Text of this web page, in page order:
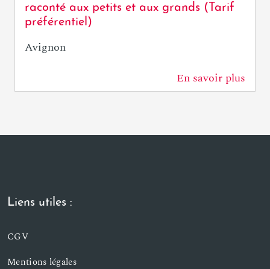
raconté aux petits et aux grands (Tarif
préférentiel)
Avignon
En savoir plus
Liens utiles :
CGV
Mentions légales